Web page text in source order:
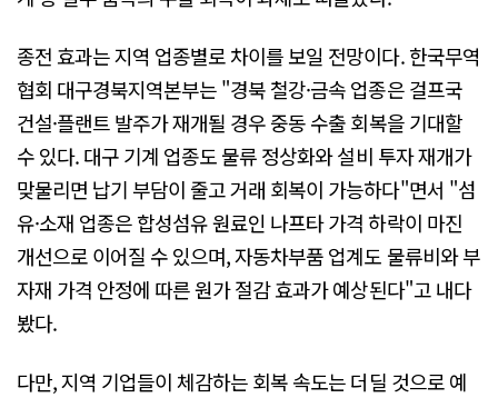
종전 효과는 지역 업종별로 차이를 보일 전망이다. 한국무역
협회 대구경북지역본부는 "경북 철강·금속 업종은 걸프국
건설·플랜트 발주가 재개될 경우 중동 수출 회복을 기대할
수 있다. 대구 기계 업종도 물류 정상화와 설비 투자 재개가
맞물리면 납기 부담이 줄고 거래 회복이 가능하다"면서 "섬
유·소재 업종은 합성섬유 원료인 나프타 가격 하락이 마진
개선으로 이어질 수 있으며, 자동차부품 업계도 물류비와 부
자재 가격 안정에 따른 원가 절감 효과가 예상된다"고 내다
봤다.
다만, 지역 기업들이 체감하는 회복 속도는 더딜 것으로 예